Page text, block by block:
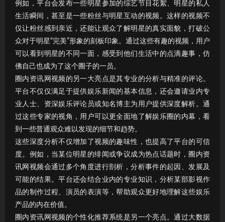
例如，平台会发布一些明星参加的综艺节目花絮、明星的私人
生活瞬间，甚至是一些粉丝与明星互动的视频。这样的视频不
仅让粉丝感到亲近，还能让观众了解明星的真实面貌，打破公
众对于明星“完美”形象的刻板印象。通过这些有趣的视频，用户
可以看到明星的不同一面，感受到他们生活中的点滴趣事，仿
佛自己也成为了这个圈子的一员。
圈内资讯网视频的另一大亮点是其专业的分析与精准的评论。
平台不仅仅满足于提供娱乐新闻的基本信息，还会邀请业内专
业人士、资深娱乐评论员或知名博主为用户提供深度解析。通
过这些专家的视角，用户可以更全面地了解娱乐圈的内幕，看
到一些普通观众难以发现的细节和趋势。
这些深度分析不仅增加了视频的趣味性，也提高了平台的可信
度。例如，当某位明星的绯闻或争议成为热点话题时，圈内资
讯网视频会通过多个角度进行剖析，分析事件的起因、发展及
可能的结果。平台还会结合业内的专业知识，分析某部影视作
品的制作过程、演员的表演等，帮助观众更好地理解这些娱乐
产品的内在价值。
圈内资讯网视频的个性化推荐系统是另一个亮点。通过大数据